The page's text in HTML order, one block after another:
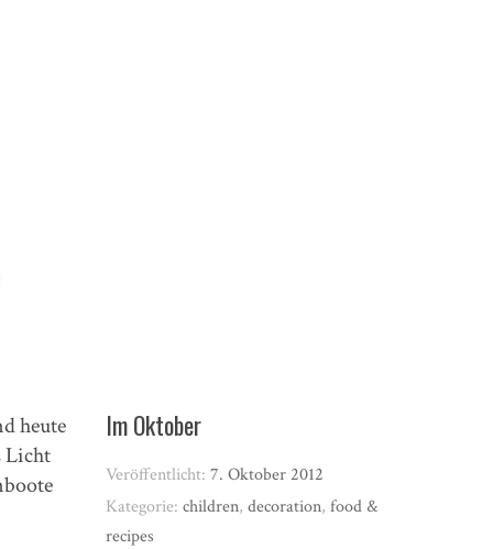
heute
Licht
Im Oktober
Veröffentlicht:7. Oktober 2012
Kategorie:children,decoration,food &
recipes